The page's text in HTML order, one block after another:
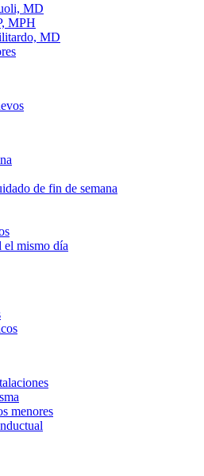
MD
MPH
MD
de fin de semana
el mismo día
menores